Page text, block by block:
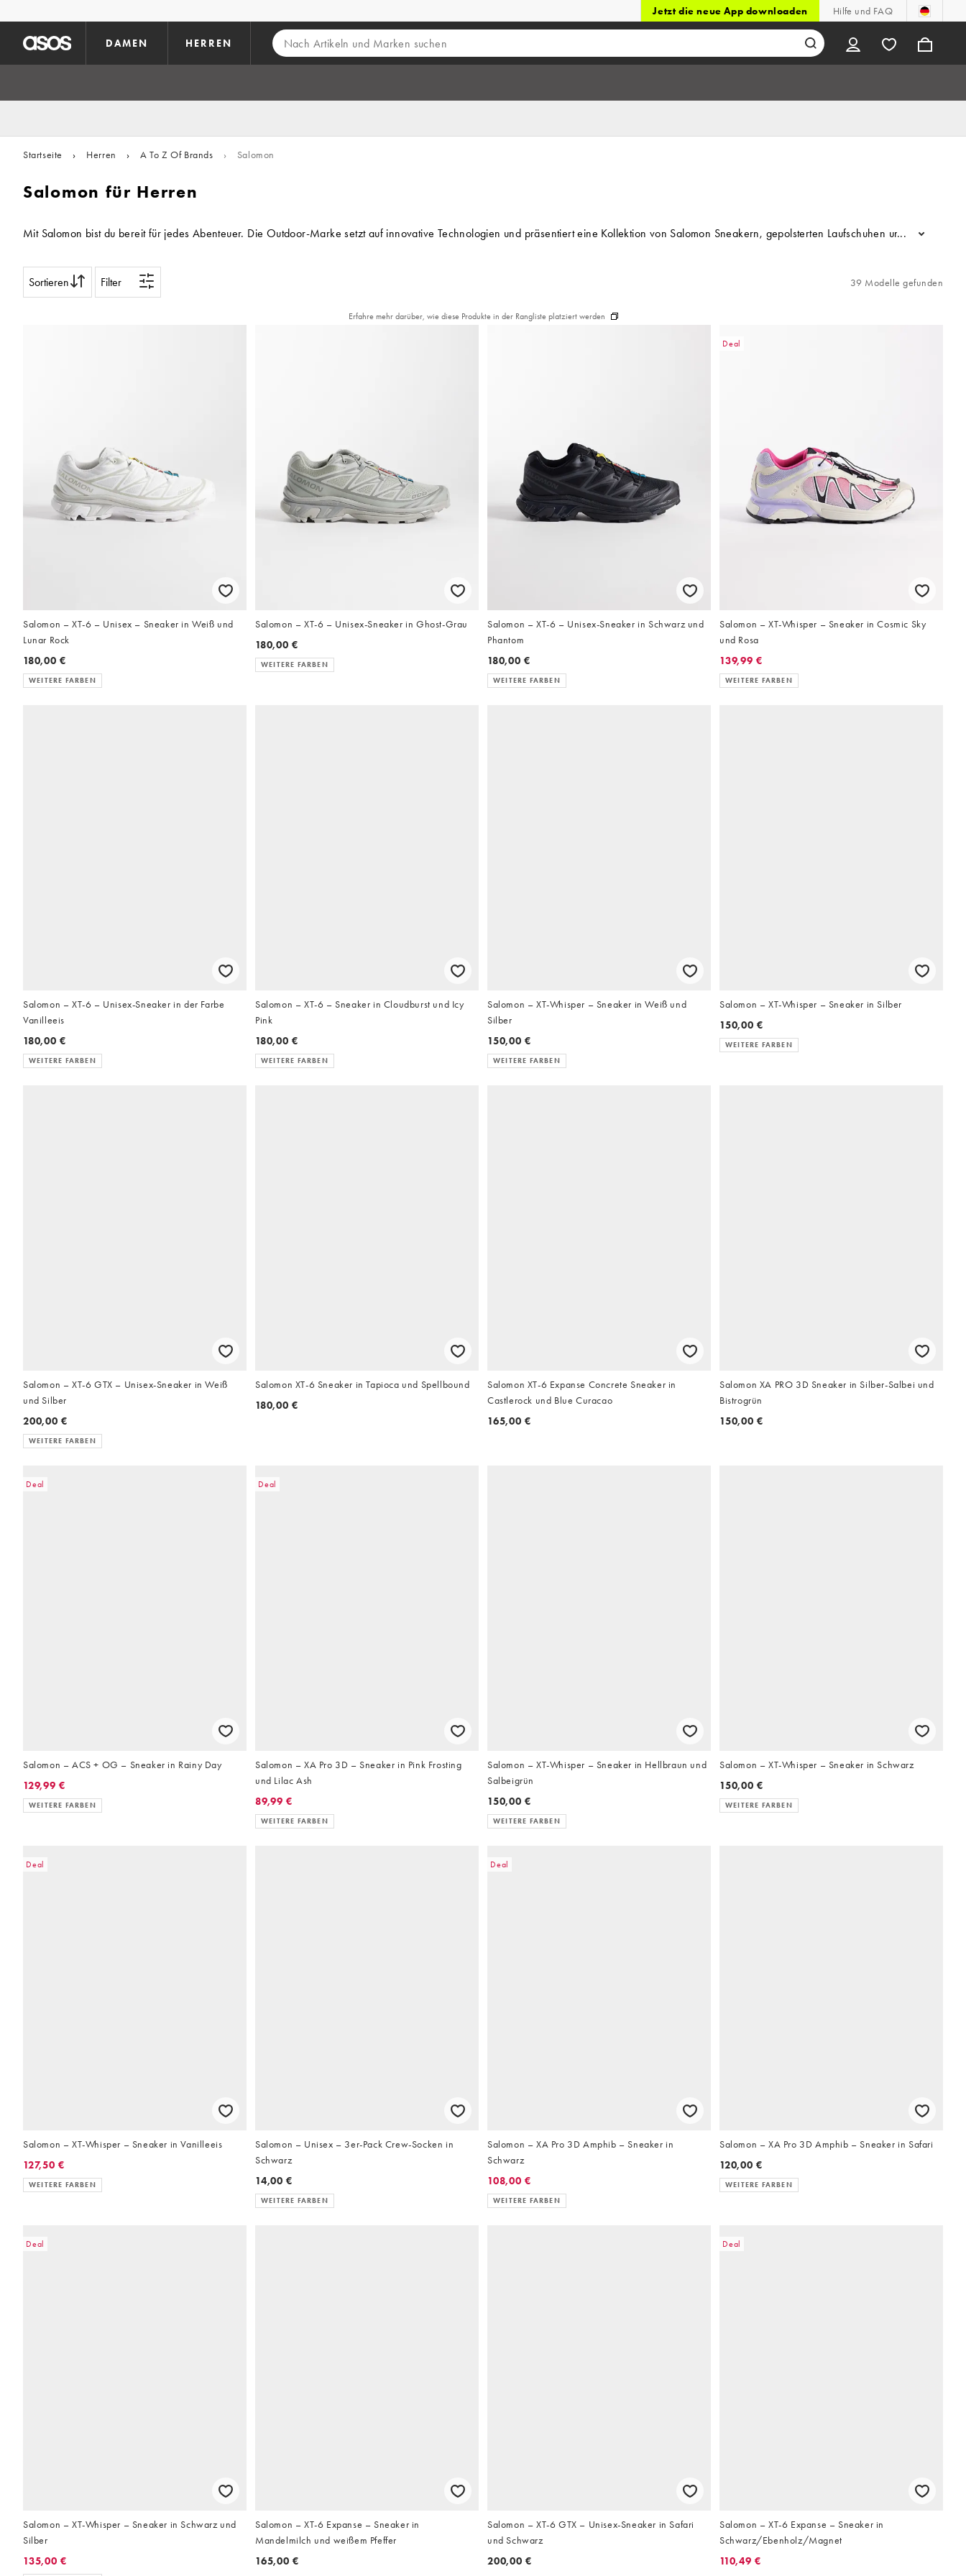
Jetzt die neue App downloaden Hilfe und FAQ
DAMEN HERREN
Startseite › Herren › A To Z Of Brands › Salomon
Salomon für Herren
Mit Salomon bist du bereit für jedes Abenteuer. Die Outdoor-Marke setzt auf innovative Technologien und präsentiert eine Kollektion von Salomon Sneakern, gepolsterten Laufschuhen und
...
Sortieren Filter 39 Modelle gefunden
Erfahre mehr darüber, wie diese Produkte in der Rangliste platziert werden
Salomon – XT-6 – Unisex – Sneaker in Weiß und
Lunar Rock
180,00 €
WEITERE FARBEN
Salomon – XT-6 – Unisex-Sneaker in Ghost-Grau
180,00 €
WEITERE FARBEN
Salomon – XT-6 – Unisex-Sneaker in Schwarz und
Phantom
180,00 €
WEITERE FARBEN
Deal
Salomon – XT-Whisper – Sneaker in Cosmic Sky
und Rosa
139,99 €
WEITERE FARBEN
Salomon – XT-6 – Unisex-Sneaker in der Farbe
Vanilleeis
180,00 €
WEITERE FARBEN
Salomon – XT-6 – Sneaker in Cloudburst und Icy
Pink
180,00 €
WEITERE FARBEN
Salomon – XT-Whisper – Sneaker in Weiß und
Silber
150,00 €
WEITERE FARBEN
Salomon – XT-Whisper – Sneaker in Silber
150,00 €
WEITERE FARBEN
Salomon – XT-6 GTX – Unisex-Sneaker in Weiß
und Silber
200,00 €
WEITERE FARBEN
Salomon XT-6 Sneaker in Tapioca und Spellbound
180,00 €
Salomon XT-6 Expanse Concrete Sneaker in
Castlerock und Blue Curacao
165,00 €
Salomon XA PRO 3D Sneaker in Silber-Salbei und
Bistrogrün
150,00 €
Deal
Salomon – ACS + OG – Sneaker in Rainy Day
129,99 €
WEITERE FARBEN
Deal
Salomon – XA Pro 3D – Sneaker in Pink Frosting
und Lilac Ash
89,99 €
WEITERE FARBEN
Salomon – XT-Whisper – Sneaker in Hellbraun und
Salbeigrün
150,00 €
WEITERE FARBEN
Salomon – XT-Whisper – Sneaker in Schwarz
150,00 €
WEITERE FARBEN
Deal
Salomon – XT-Whisper – Sneaker in Vanilleeis
127,50 €
WEITERE FARBEN
Salomon – Unisex – 3er-Pack Crew-Socken in
Schwarz
14,00 €
WEITERE FARBEN
Deal
Salomon – XA Pro 3D Amphib – Sneaker in
Schwarz
108,00 €
WEITERE FARBEN
Salomon – XA Pro 3D Amphib – Sneaker in Safari
120,00 €
WEITERE FARBEN
Deal
Salomon – XT-Whisper – Sneaker in Schwarz und
Silber
135,00 €
Salomon – XT-6 Expanse – Sneaker in
Mandelmilch und weißem Pfeffer
165,00 €
Salomon – XT-6 GTX – Unisex-Sneaker in Safari
und Schwarz
200,00 €
Deal
Salomon – XT-6 Expanse – Sneaker in
Schwarz/Ebenholz/Magnet
110,49 €